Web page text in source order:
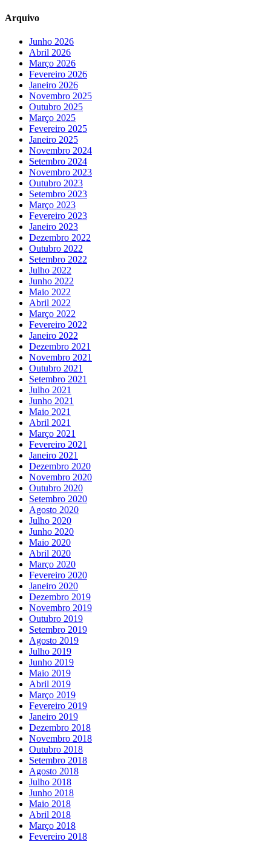
Arquivo
Junho 2026
Abril 2026
Março 2026
Fevereiro 2026
Janeiro 2026
Novembro 2025
Outubro 2025
Março 2025
Fevereiro 2025
Janeiro 2025
Novembro 2024
Setembro 2024
Novembro 2023
Outubro 2023
Setembro 2023
Março 2023
Fevereiro 2023
Janeiro 2023
Dezembro 2022
Outubro 2022
Setembro 2022
Julho 2022
Junho 2022
Maio 2022
Abril 2022
Março 2022
Fevereiro 2022
Janeiro 2022
Dezembro 2021
Novembro 2021
Outubro 2021
Setembro 2021
Julho 2021
Junho 2021
Maio 2021
Abril 2021
Março 2021
Fevereiro 2021
Janeiro 2021
Dezembro 2020
Novembro 2020
Outubro 2020
Setembro 2020
Agosto 2020
Julho 2020
Junho 2020
Maio 2020
Abril 2020
Março 2020
Fevereiro 2020
Janeiro 2020
Dezembro 2019
Novembro 2019
Outubro 2019
Setembro 2019
Agosto 2019
Julho 2019
Junho 2019
Maio 2019
Abril 2019
Março 2019
Fevereiro 2019
Janeiro 2019
Dezembro 2018
Novembro 2018
Outubro 2018
Setembro 2018
Agosto 2018
Julho 2018
Junho 2018
Maio 2018
Abril 2018
Março 2018
Fevereiro 2018